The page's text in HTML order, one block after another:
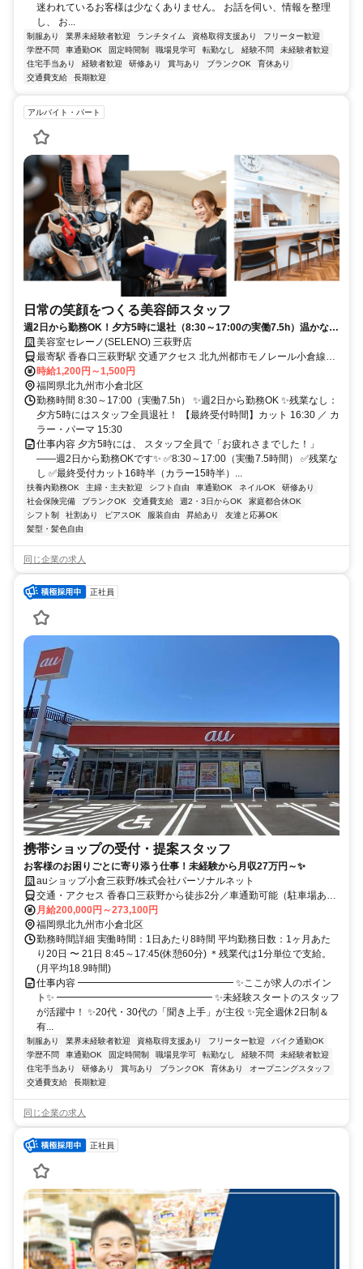
迷われているお客様は少なくありません。 お話を伺い、情報を整理
し、 お...
制服あり 業界未経験者歓迎 ランチタイム 資格取得支援あり
フリーター歓迎
学歴不問
車通勤OK 固定時間制 職場見学可 転勤なし 経験不問
未経験者歓迎
住宅手当あり
経験者歓迎 研修あり 賞与あり ブランクOK
育休あり
交通費支給
長期歓迎
アルバイト・パート
日常の笑顔をつくる美容師スタッフ
週2日から勤務OK！夕方5時に退社（8:30～17:00の実働7.5h）温かな人
間関係が魅力
美容室セレーノ(SELENO) 三萩野店
最寄駅 香春口三萩野駅 交通アクセス 北九州都市モノレール小倉線
「香春口三萩野駅」より徒歩1分 ※ご本人の希望に応じて、他店舗の
配属も可（歯科大前店・城野店・門司下二十町店・曽根店）
時給1,200円～1,500円
福岡県北九州市小倉北区
勤務時間 8:30～17:00（実働7.5h） ✨週2日から勤務OK ✨残業なし：
夕方5時にはスタッフ全員退社！ 【最終受付時間】カット 16:30 ／ カ
ラー・パーマ 15:30
仕事内容 夕方5時には、 スタッフ全員で「お疲れさまでした！」
――週2日から勤務OKです✨ ✅8:30～17:00（実働7.5時間） ✅残業な
し ✅最終受付カット16時半（カラー15時半）...
扶養内勤務OK 主婦・主夫歓迎 シフト自由 車通勤OK ネイルOK
研修あり
社会保険完備
ブランクOK 交通費支給 週2・3日からOK
家庭都合休OK
シフト制
社割あり ピアスOK 服装自由 昇給あり
友達と応募OK
髪型・髪色自由
同じ企業の求人
正社員
携帯ショップの受付・提案スタッフ
お客様のお困りごとに寄り添う仕事！未経験から月収27万円～✨
auショップ小倉三萩野/株式会社パーソナルネット
交通・アクセス 香春口三萩野から徒歩2分／車通勤可能（駐車場あ
り）
月給200,000円～273,100円
福岡県北九州市小倉北区
勤務時間詳細 実働時間：1日あたり8時間 平均勤務日数：1ヶ月あた
り20日 〜 21日 8:45～17:45(休憩60分) ＊残業代は1分単位で支給。
(月平均18.9時間)
仕事内容 ━━━━━━━━━━━━━━━━ ✨ここが求人のポイン
ト✨ ━━━━━━━━━━━━━━━━ ✨未経験スタートのスタッフ
が活躍中！ ✨20代・30代の「聞き上手」が主役 ✨完全週休2日制＆
有...
制服あり 業界未経験者歓迎 資格取得支援あり フリーター歓迎
バイク通勤OK
学歴不問
車通勤OK 固定時間制 職場見学可 転勤なし 経験不問
未経験者歓迎
住宅手当あり
研修あり 賞与あり ブランクOK 育休あり
オープニングスタッフ
交通費支給
長期歓迎
同じ企業の求人
正社員